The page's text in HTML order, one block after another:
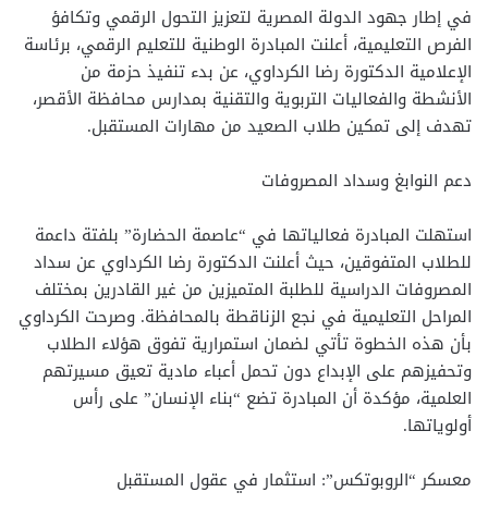
في إطار جهود الدولة المصرية لتعزيز التحول الرقمي وتكافؤ
الفرص التعليمية، أعلنت المبادرة الوطنية للتعليم الرقمي، برئاسة
الإعلامية الدكتورة رضا الكرداوي، عن بدء تنفيذ حزمة من
الأنشطة والفعاليات التربوية والتقنية بمدارس محافظة الأقصر،
تهدف إلى تمكين طلاب الصعيد من مهارات المستقبل.
دعم النوابغ وسداد المصروفات
استهلت المبادرة فعالياتها في “عاصمة الحضارة” بلفتة داعمة
للطلاب المتفوقين، حيث أعلنت الدكتورة رضا الكرداوي عن سداد
المصروفات الدراسية للطلبة المتميزين من غير القادرين بمختلف
المراحل التعليمية في نجع الزناقطة بالمحافظة. وصرحت الكرداوي
بأن هذه الخطوة تأتي لضمان استمرارية تفوق هؤلاء الطلاب
وتحفيزهم على الإبداع دون تحمل أعباء مادية تعيق مسيرتهم
العلمية، مؤكدة أن المبادرة تضع “بناء الإنسان” على رأس
أولوياتها.
معسكر “الروبوتكس”: استثمار في عقول المستقبل